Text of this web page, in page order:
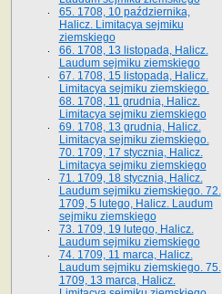
65­. 1708, 10 października,
Halicz. Limitacya sejmiku
ziemskiego
66. 1708, 13 listopada, Halicz.
Laudum sejmiku ziemskiego
67. 1708, 15 listopada, Halicz.
Limitacya sejmiku ziemskiego.
68. 1708, 11 grudnia, Halicz.
Limitacya sejmiku ziemskiego
69. 1708, 13 grudnia, Halicz.
Limitacya sejmiku ziemskiego.
70. 1709, 17 stycznia, Halicz.
Limitacya sejmiku ziemskiego
71. 1709, 18 stycznia, Halicz.
Laudum sejmiku ziemskiego. 72.
1709, 5 lutego, Halicz. Laudum
sejmiku ziemskiego
73. 1709, 19 lutego, Halicz.
Laudum sejmiku ziemskiego
74. 1709, 11 marca, Halicz.
Laudum sejmiku ziemskiego. 75.
1709, 13 marca, Halicz.